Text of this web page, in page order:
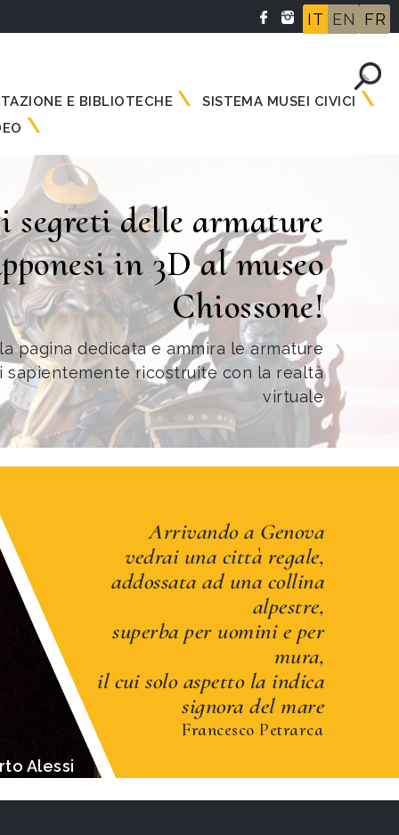
IT EN FR
E BIBLIOTECHE
SISTEMA MUSEI CIVICI
Genova
segreti delle armature
in 3D al museo
Chiossone!
pagina dedicata e ammira le armature
sapientemente ricostruite con la realtà
virtuale
Arrivando a Genova
vedrai una città regale,
addossata ad una collina
alpestre,
superba per uomini e per
mura,
il cui solo aspetto la indica
signora del mare
Francesco Petrarca